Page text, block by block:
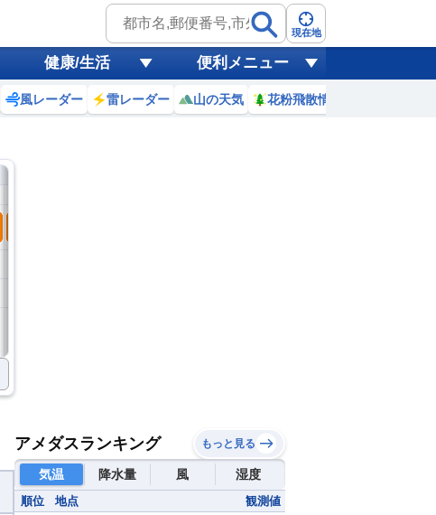
現在地
健康/生活 便利メニュー
風レーダー 雷レーダー 山の天気 花粉飛散情報
アメダスランキング もっと見る
気温 降水量 風 湿度
順位 地点 観測値